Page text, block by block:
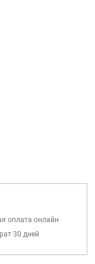
оплата онлайн
30 дней